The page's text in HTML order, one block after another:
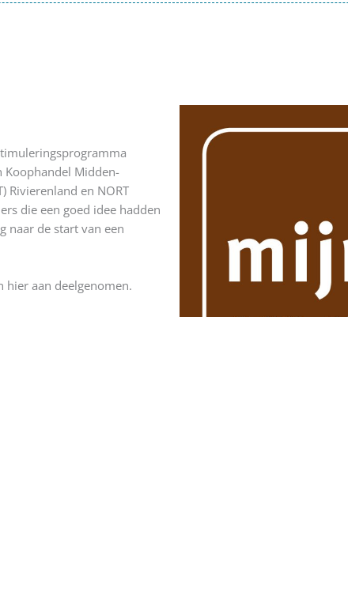
Koophandel Midden-
Rivierenland en NORT
die een goed idee hadden
naar de start van een
aan deelgenomen.